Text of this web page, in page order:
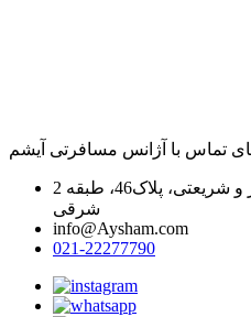
تماس با آژانس مسافرتی آیشم
خیابان میرداماد، بین میدان مادر و شریعتی، پلاک46، طبقه 2
شرقی
info@Aysham.com
021-22277790